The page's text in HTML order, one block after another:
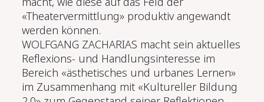
«Theatervermittlung» produktiv angewandt
werden können.
WOLFGANG ZACHARIAS macht sein aktuelles
Reflexions- und Handlungsinteresse im
Bereich «ästhetisches und urbanes Lernen»
im Zusammenhang mit «Kultureller Bildung